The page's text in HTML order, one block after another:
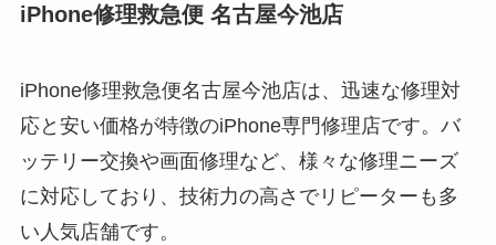
iPhone修理救急便 名古屋今池店
iPhone修理救急便名古屋今池店は、迅速な修理対
応と安い価格が特徴のiPhone専門修理店です。バ
ッテリー交換や画面修理など、様々な修理ニーズ
に対応しており、技術力の高さでリピーターも多
い人気店舗です。